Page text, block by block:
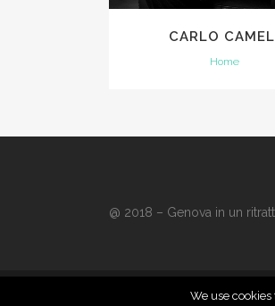
CARLO
Home
@ 2018 – Genova in un
We use